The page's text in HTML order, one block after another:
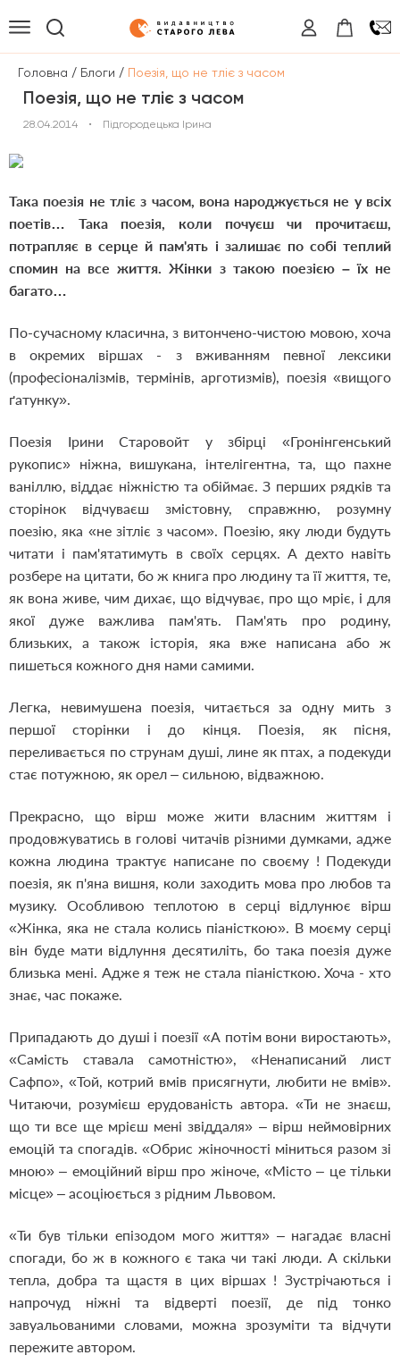
Головна / Блоги / Поезія, що не тліє з часом
Поезія, що не тліє з часом
28.04.2014 • Підгородецька Ірина
Така поезія не тліє з часом, вона народжується не у всіх
поетів… Така поезія, коли почуєш чи прочитаєш,
потрапляє в серце й пам'ять і залишає по собі теплий
спомин на все життя. Жінки з такою поезією – їх не
багато…
По-сучасному класична, з витончено-чистою мовою, хоча
в окремих віршах - з вживанням певної лексики
(професіоналізмів, термінів, арготизмів), поезія «вищого
ґатунку».
Поезія Ірини Старовойт у збірці «Гронінгенський
рукопис» ніжна, вишукана, інтелігентна, та, що пахне
ваніллю, віддає ніжністю та обіймає. З перших рядків та
сторінок відчуваєш змістовну, справжню, розумну
поезію, яка «не зітліє з часом». Поезію, яку люди будуть
читати і пам'ятатимуть в своїх серцях. А дехто навіть
розбере на цитати, бо ж книга про людину та її життя, те,
як вона живе, чим дихає, що відчуває, про що мріє, і для
якої дуже важлива пам'ять. Пам'ять про родину,
близьких, а також історія, яка вже написана або ж
пишеться кожного дня нами самими.
Легка, невимушена поезія, читається за одну мить з
першої сторінки і до кінця. Поезія, як пісня,
переливається по струнам душі, лине як птах, а подекуди
стає потужною, як орел – сильною, відважною.
Прекрасно, що вірш може жити власним життям і
продовжуватись в голові читачів різними думками, адже
кожна людина трактує написане по своєму ! Подекуди
поезія, як п'яна вишня, коли заходить мова про любов та
музику. Особливою теплотою в серці відлунює вірш
«Жінка, яка не стала колись піаністкою». В моєму серці
він буде мати відлуння десятиліть, бо така поезія дуже
близька мені. Адже я теж не стала піаністкою. Хоча - хто
знає, час покаже.
Припадають до душі і поезії «А потім вони виростають»,
«Самість ставала самотністю», «Ненаписаний лист
Сафпо», «Той, котрий вмів присягнути, любити не вмів».
Читаючи, розумієш ерудованість автора. «Ти не знаєш,
що ти все ще мрієш мені звіддаля» – вірш неймовірних
емоцій та спогадів. «Обрис жіночності міниться разом зі
мною» – емоційний вірш про жіноче, «Місто – це тільки
місце» – асоціюється з рідним Львовом.
«Ти був тільки епізодом мого життя» – нагадає власні
спогади, бо ж в кожного є така чи такі люди. А скільки
тепла, добра та щастя в цих віршах ! Зустрічаються і
напрочуд ніжні та відверті поезії, де під тонко
завуальованими словами, можна зрозуміти та відчути
пережите автором.